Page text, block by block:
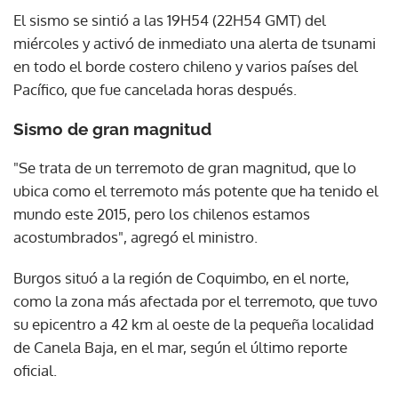
El sismo se sintió a las 19H54 (22H54 GMT) del
miércoles y activó de inmediato una alerta de tsunami
en todo el borde costero chileno y varios países del
Pacífico, que fue cancelada horas después.
Sismo de gran magnitud
"Se trata de un terremoto de gran magnitud, que lo
ubica como el terremoto más potente que ha tenido el
mundo este 2015, pero los chilenos estamos
acostumbrados", agregó el ministro.
Burgos situó a la región de Coquimbo, en el norte,
como la zona más afectada por el terremoto, que tuvo
su epicentro a 42 km al oeste de la pequeña localidad
de Canela Baja, en el mar, según el último reporte
oficial.